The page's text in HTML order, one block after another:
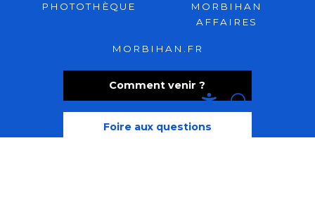
Comment venir ?
Foire aux questions
PHOTOTHÈQUE
MORBIHAN
AFFAIRES
MORBIHAN.FR